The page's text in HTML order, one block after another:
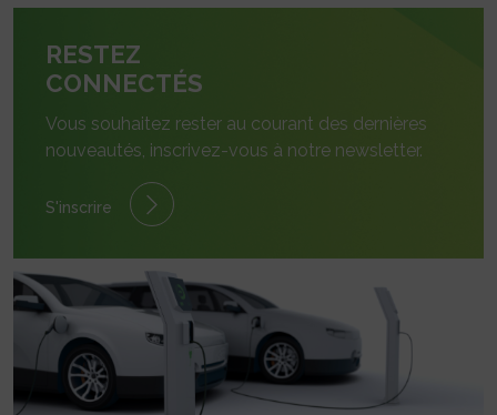
RESTEZ
CONNECTÉS
Vous souhaitez rester au courant des dernières
nouveautés, inscrivez-vous à notre newsletter.
S'inscrire